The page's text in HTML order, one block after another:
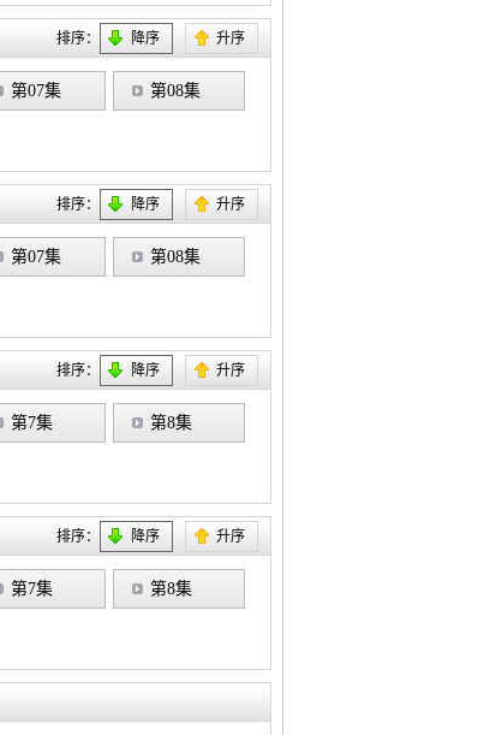
排序： 降序 升序
第07集 第08集
排序： 降序 升序
第07集 第08集
排序： 降序 升序
第7集 第8集
排序： 降序 升序
第7集 第8集